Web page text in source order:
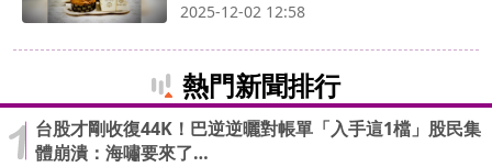
2025-12-02 12:58
熱門新聞排行
台股才剛收復44K！巴逆逆曬對帳單「入手這1檔」股民集
體崩潰：海嘯要來了…